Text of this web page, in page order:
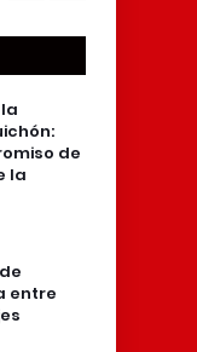
de
la
entre